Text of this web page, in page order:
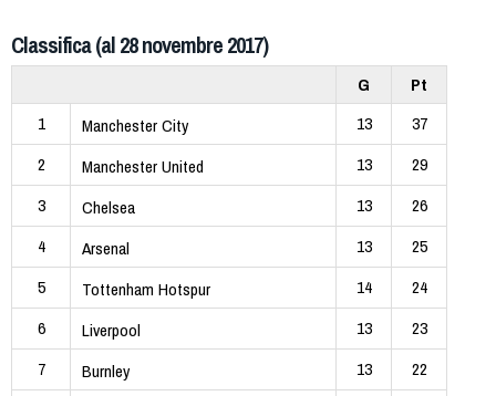
Classifica (al 28 novembre 2017)
G
Pt
1
Manchester City 13
37
2
Manchester United 13
29
3
Chelsea 13
26
4
Arsenal 13
25
5
Tottenham Hotspur 14
24
6
Liverpool 13
23
7
Burnley 13
22